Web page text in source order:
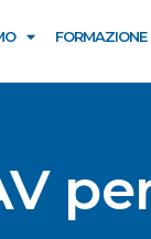
FORMAZIONE